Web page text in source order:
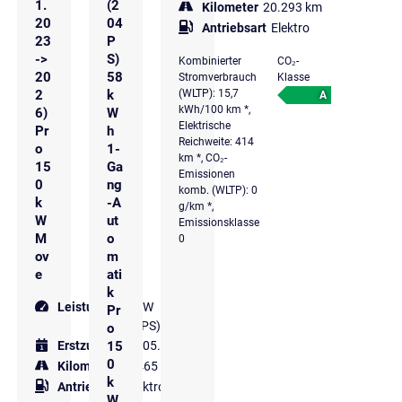
1.
20
23
->
20
2
6)
Pr
o
15
0
k
W
M
ov
e
Leistung 150 kW
(204 PS)
Erstzulassung
05.2024
Kilometer
25.465 km
Antriebsart
Elektro
(2
04
P
S)
58
k
W
h
1-
Ga
ng
-A
ut
o
m
ati
k
Pr
o
15
0
k
Kilometer 20.293 km
Antriebsart Elektro
Kombinierter
Stromverbrauch
(WLTP): 15,7
kWh/100 km *,
Elektrische
Reichweite: 414
km *, CO₂-
Emissionen
komb. (WLTP): 0
g/km *,
Emissionsklasse
0
CO₂-
Klasse
A